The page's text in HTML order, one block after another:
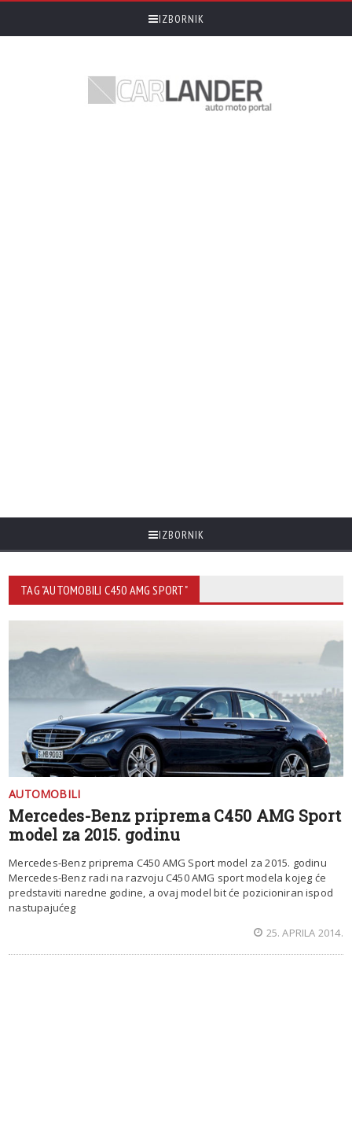
IZBORNIK
IZBORNIK
TAG "AUTOMOBILI C450 AMG SPORT"
AUTOMOBILI
Mercedes-Benz priprema C450 AMG Sport
model za 2015. godinu
Mercedes-Benz priprema C450 AMG Sport model za 2015. godinu
Mercedes-Benz radi na razvoju C450 AMG sport modela kojeg će
predstaviti naredne godine, a ovaj model bit će pozicioniran ispod
nastupajućeg
25. APRILA 2014.